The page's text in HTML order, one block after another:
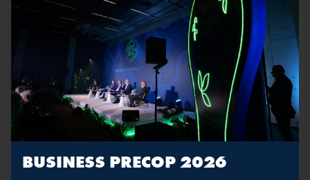
Wiceprezydent Katowic. Tworzył i kierował
Instytutem Obywatelskim (polityczny think-tank).
Pomysłodawca katowickiego stowarzyszenia
BoMiasto. Autor między innymi: „Wariacje
Tischnerowskie” (2012), „Kościół w czasach dobrej
zmiany” (2021). Stale publikuje w Gazecie
Wyborczej, Newsweeku, Polityce czy
Rzeczpospolitej. Obszary zainteresowania:
transformacja energetyczna, zmiany klimatu,
rewitalizacja, rozwój miasta.
BUSINESS PRECOP 2026